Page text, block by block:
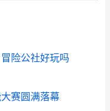
险公社好玩吗
赛圆满落幕